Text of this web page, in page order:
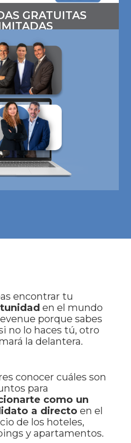
GRATUITAS
encontrar tu
en el mundo
porque sabes
no lo haces tú, otro
la delantera.
conocer cuáles son
para
como un
a directo en el
de los hoteles,
y apartamentos.